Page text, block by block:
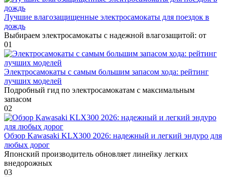
Лучшие влагозащищенные электросамокаты для поездок в
дождь
Выбираем электросамокаты с надежной влагозащитой: от
01
Электросамокаты с самым большим запасом хода: рейтинг
лучших моделей
Подробный гид по электросамокатам с максимальным
запасом
02
Обзор Kawasaki KLX300 2026: надежный и легкий эндуро для
любых дорог
Японский производитель обновляет линейку легких
внедорожных
03